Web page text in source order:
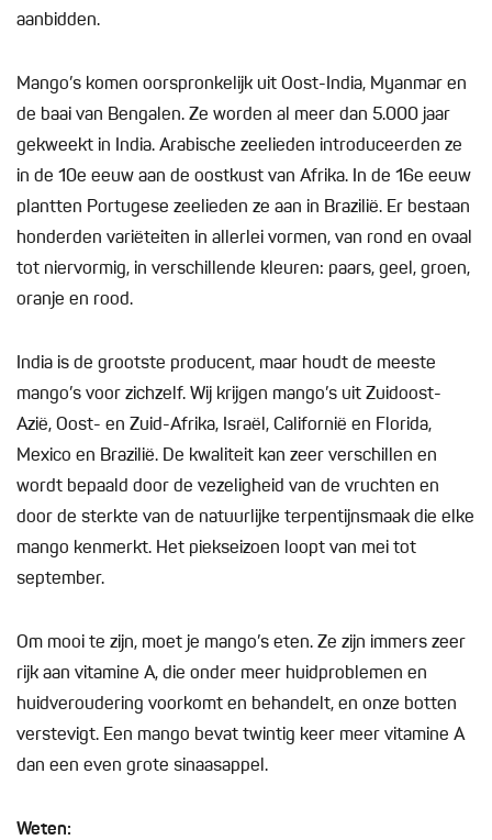
aanbidden.
Mango’s komen oorspronkelijk uit Oost-India, Myanmar en
de baai van Bengalen. Ze worden al meer dan 5.000 jaar
gekweekt in India. Arabische zeelieden introduceerden ze
in de 10e eeuw aan de oostkust van Afrika. In de 16e eeuw
plantten Portugese zeelieden ze aan in Brazilië. Er bestaan
honderden variëteiten in allerlei vormen, van rond en ovaal
tot niervormig, in verschillende kleuren: paars, geel, groen,
oranje en rood.
India is de grootste producent, maar houdt de meeste
mango’s voor zichzelf. Wij krijgen mango’s uit Zuidoost-
Azië, Oost- en Zuid-Afrika, Israël, Californië en Florida,
Mexico en Brazilië. De kwaliteit kan zeer verschillen en
wordt bepaald door de vezeligheid van de vruchten en
door de sterkte van de natuurlijke terpentijnsmaak die elke
mango kenmerkt. Het piekseizoen loopt van mei tot
september.
Om mooi te zijn, moet je mango’s eten. Ze zijn immers zeer
rijk aan vitamine A, die onder meer huidproblemen en
huidveroudering voorkomt en behandelt, en onze botten
verstevigt. Een mango bevat twintig keer meer vitamine A
dan een even grote sinaasappel.
Weten: